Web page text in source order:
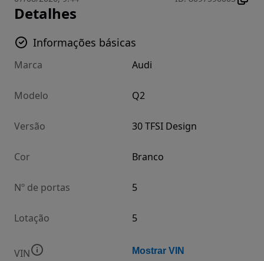
Detalhes
Informações básicas
Marca Audi
Modelo Q2
Versão 30 TFSI Design
Cor Branco
Nº de portas 5
Lotação 5
VIN Mostrar VIN